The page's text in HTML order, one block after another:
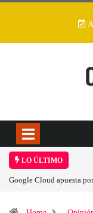
LO ÚLTIMO
Las causas del impulso